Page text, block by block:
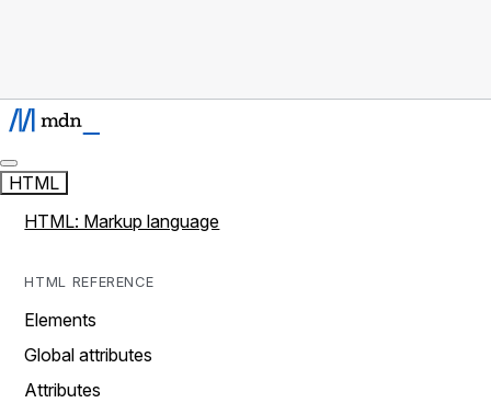
HTML
HTML: Markup language
HTML REFERENCE
Elements
Global attributes
Attributes